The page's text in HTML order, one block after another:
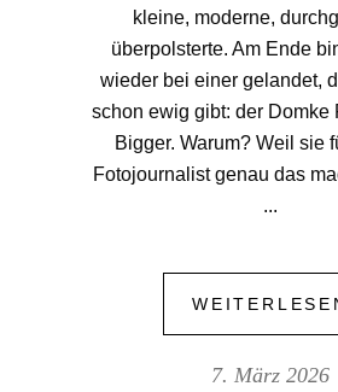
kleine, moderne,
überpolsterte. Am Ende
wieder bei einer gelandet,
schon ewig gibt: der Domke
Bigger. Warum? Weil sie
Fotojournalist genau das
7. März 2026